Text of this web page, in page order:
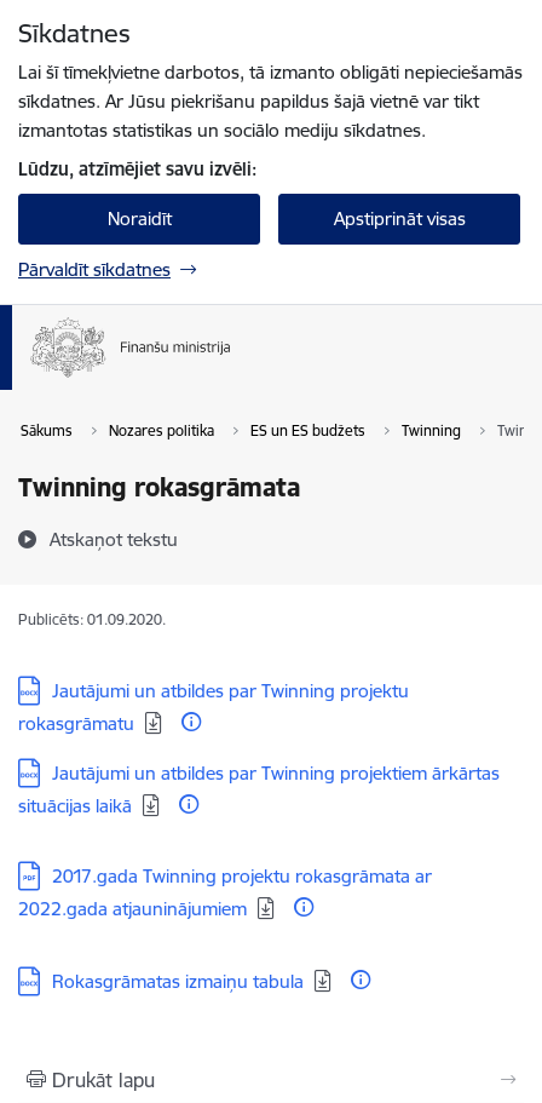
Sīkdatnes
Lai šī tīmekļvietne darbotos, tā izmanto obligāti nepieciešamās
sīkdatnes. Ar Jūsu piekrišanu papildus šajā vietnē var tikt
izmantotas statistikas un sociālo mediju sīkdatnes.
Lūdzu, atzīmējiet savu izvēli:
Noraidīt Apstiprināt visas
Pārvaldīt sīkdatnes
Sākums Nozares politika ES un ES budžets Twinning
Twinning rokasgrāmata
Atskaņot tekstu
Publicēts: 01.09.2020.
Lejupielādēt:
Jautājumi un atbildes par Twinning projektu
rokasgrāmatu
Lejupielādēt:
Jautājumi un atbildes par Twinning projektiem ārkārtas
situācijas laikā
Lejupielādēt:
2017.gada Twinning projektu rokasgrāmata ar
2022.gada atjauninājumiem
Lejupielādēt:
Rokasgrāmatas izmaiņu tabula
Drukāt lapu